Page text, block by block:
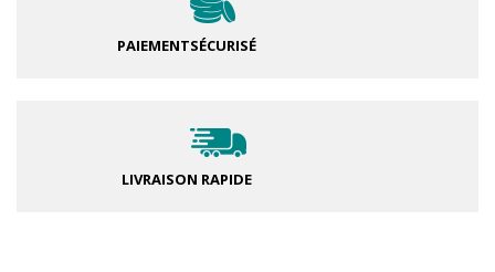
PAIEMENTSÉCURISÉ
LIVRAISON RAPIDE